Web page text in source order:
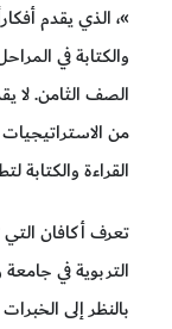
»، الذي يقدم
والكتابة في
الصف الثامن. لا
من
القراءة والكتابة
تعرف أكافان
التربوية في
بالنظر إلى